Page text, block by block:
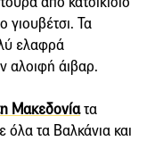
γιουβέτσι. Τα
ελαφρά
αλοιφή άιβαρ.
Μακεδονίατα
όλα τα Βαλκάνια και